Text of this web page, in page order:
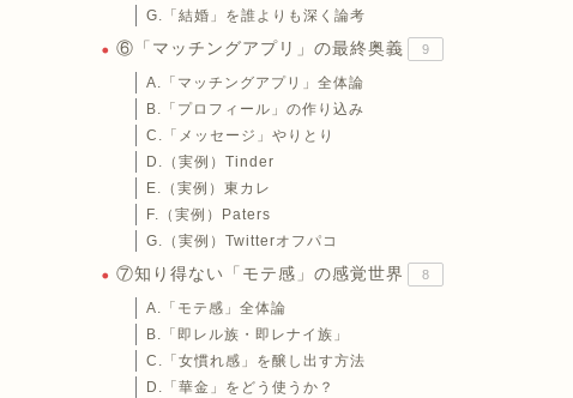
G.「結婚」を誰よりも深く論考
⑥「マッチングアプリ」の最終奥義 9
A.「マッチングアプリ」全体論
B.「プロフィール」の作り込み
C.「メッセージ」やりとり
D.（実例）Tinder
E.（実例）東カレ
F.（実例）Paters
G.（実例）Twitterオフパコ
⑦知り得ない「モテ感」の感覚世界 8
A.「モテ感」全体論
B.「即レル族・即レナイ族」
C.「女慣れ感」を醸し出す方法
D.「華金」をどう使うか？